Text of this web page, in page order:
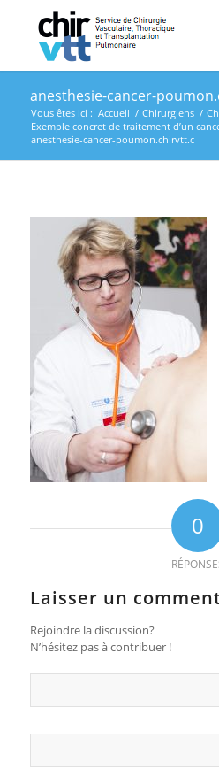
anesthesie-cancer-
Vous êtes ici : Accueil / Chirurgiens /
Exemple concret de traitement d’un
anesthesie-cancer-poumon.chirvtt.c
0
Laisser un
Rejoindre la discussion?
N’hésitez pas à contribuer !